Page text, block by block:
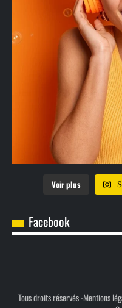
Voir plus
Facebook
Tous droits réservés -Mentions